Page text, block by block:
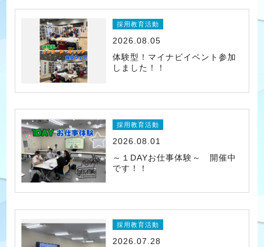
採用教育活動
2026.08.05
体験型！マイナビイベント参加
しました！！
採用教育活動
2026.08.01
～１DAYお仕事体験～ 開催中
です！！
採用教育活動
2026.07.28